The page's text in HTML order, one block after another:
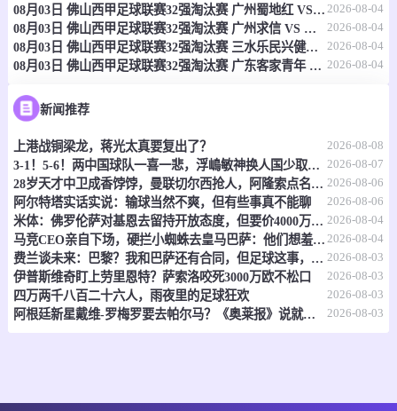
情报
澳维女超 08-08 14:00 直播中
墨尔本胜利青年女足
情报
澳维女超 08-08 14:00 直播中
布琳狮子女足 0 - 0 波克海尔女足
情报
澳维女超 08-08 14:00 直播中
08月03日 佛山西甲足球联赛32强淘汰赛 广州蜀地红 VS 广州戴拿模 全场录像 2026-08-04
08月03日 佛山西甲足球联赛32强淘汰赛 广州求信 VS 顺德新青年 全场录像 2026-08-04
08月03日 佛山西甲足球联赛32强淘汰赛 三水乐民兴健力宝 VS 中国澳门澳科精英 全场录像 2026-08-04
08月03日 佛山西甲足球联赛32强淘汰赛 广东客家青年 VS 广州英华思力U17 全场录像 2026-08-04
新闻推荐
上港战铜梁龙，蒋光太真要复出了？ 2026-08-08
3-1！5-6！两中国球队一喜一悲，浮嶋敏神换人国少取胜，上海惜败 2026-08-07
28岁天才中卫成香饽饽，曼联切尔西抢人，阿隆索点名要买 2026-08-06
阿尔特塔实话实说：输球当然不爽，但有些事真不能聊 2026-08-06
米体：佛罗伦萨对基恩去留持开放态度，但要价4000万欧元起步 2026-08-04
马竞CEO亲自下场，硬拦小蜘蛛去皇马巴萨：他们想羞辱我们！ 2026-08-04
费兰谈未来：巴黎？我和巴萨还有合同，但足球这事，谁说得准呢 2026-08-03
伊普斯维奇盯上劳里恩特？萨索洛咬死3000万欧不松口 2026-08-03
四万两千八百二十六人，雨夜里的足球狂欢 2026-08-03
阿根廷新星戴维-罗梅罗要去帕尔马？《奥莱报》说就差临门一脚了 2026-08-03